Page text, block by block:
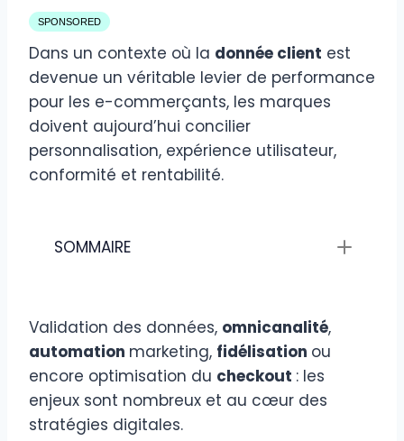
SPONSORED
Dans un contexte où la donnée client est
devenue un véritable levier de performance
pour les e-commerçants, les marques
doivent aujourd’hui concilier
personnalisation, expérience utilisateur,
conformité et rentabilité.
SOMMAIRE
Validation des données, omnicanalité,
automation marketing, fidélisation ou
encore optimisation du checkout : les
enjeux sont nombreux et au cœur des
stratégies digitales.